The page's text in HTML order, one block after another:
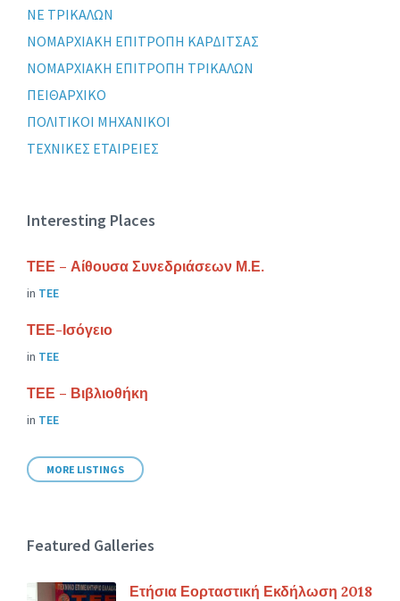
ΝΕ ΤΡΙΚΑΛΩΝ
ΝΟΜΑΡΧΙΑΚΗ ΕΠΙΤΡΟΠΗ ΚΑΡΔΙΤΣΑΣ
ΝΟΜΑΡΧΙΑΚΗ ΕΠΙΤΡΟΠΗ ΤΡΙΚΑΛΩΝ
ΠΕΙΘΑΡΧΙΚΟ
ΠΟΛΙΤΙΚΟΙ ΜΗΧΑΝΙΚΟΙ
ΤΕΧΝΙΚΕΣ ΕΤΑΙΡΕΙΕΣ
Interesting Places
ΤΕΕ – Αίθουσα Συνεδριάσεων Μ.Ε.
in ΤΕΕ
ΤΕΕ-Ισόγειο
in ΤΕΕ
ΤΕΕ – Βιβλιοθήκη
in ΤΕΕ
MORE LISTINGS
Featured Galleries
Ετήσια Εορταστική Εκδήλωση 2018